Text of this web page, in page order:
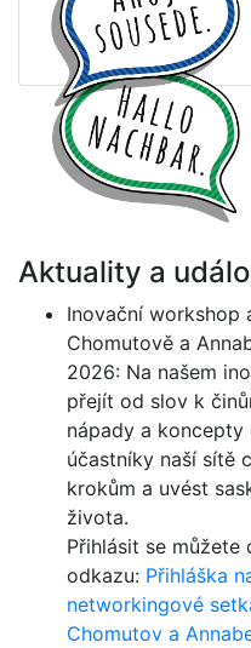
Aktuality a
Inovační workshop
Chomutově a
2026: Na našem
přejít od slov k
nápady a koncepty
účastníky naší sítě
krokům a uvést
života.
Přihlásit se můžete
odkazu: Přihláška
networkingové
Chomutov a